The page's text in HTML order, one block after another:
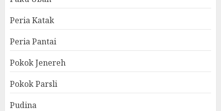
Peria Katak
Peria Pantai
Pokok Jenereh
Pokok Parsli
Pudina